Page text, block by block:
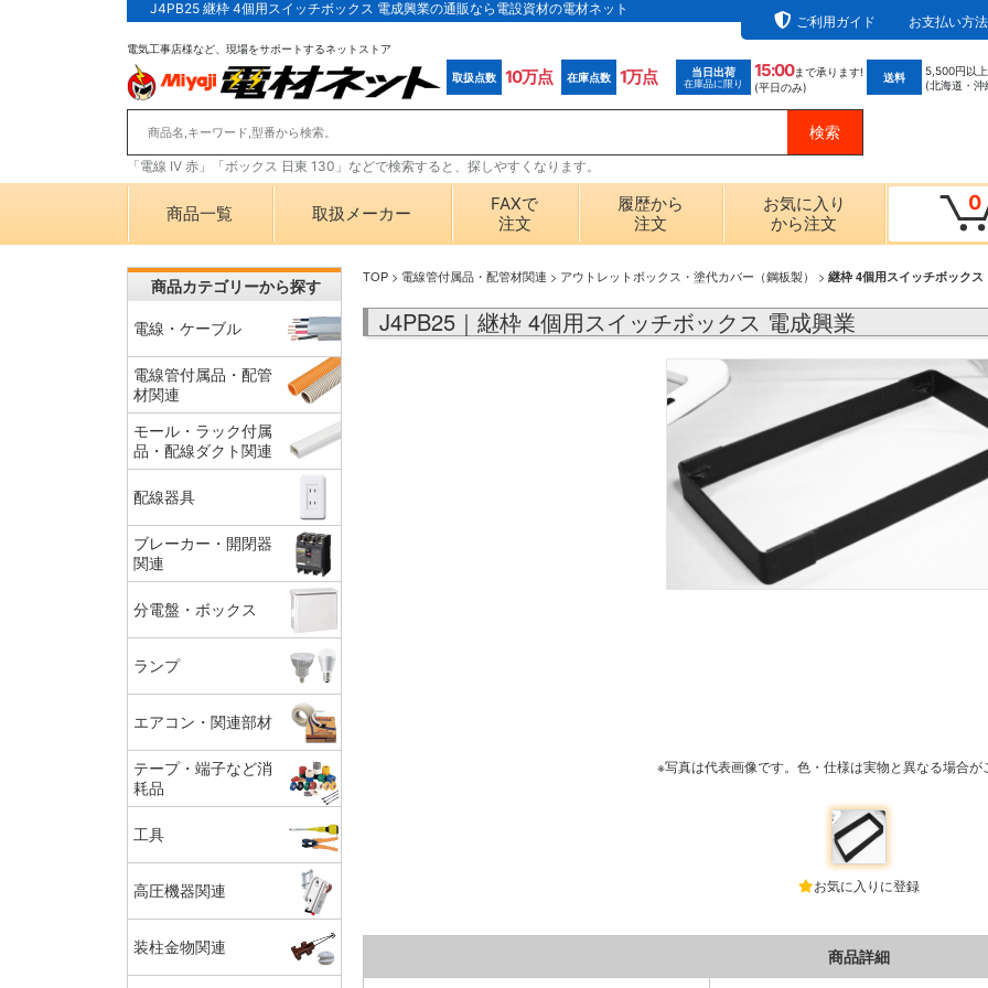
J4PB25 継枠 4個用スイッチボックス 電成興業の通販なら電設資材の電材ネット
ご利用ガイド
お支払い方法
電気工事店様など、現場をサポートするネットストア
取扱点数 10万点 在庫点数 1万点 当日出荷
在庫品に限り
15:00まで承ります!
(平日のみ)
送料 5,500円以
(北海道・沖
「電線 IV 赤」「ボックス 日東 130」などで検索すると、探しやすくなります。
商品一覧 取扱メーカー
FAXで
注文
履歴から
注文
お気に入り
から注文
0
TOP > 電線管付属品・配管材関連 > アウトレットボックス・塗代カバー（鋼板製） > 継枠 4個用スイッチボックス
J4PB25｜継枠 4個用スイッチボックス 電成興業
※写真は代表画像です。色・仕様は実物と異なる場合が
お気に入りに登録
商品詳細
商品カテゴリーから探す
電線・ケーブル
電線管付属品・配管
材関連
モール・ラック付属
品・配線ダクト関連
配線器具
ブレーカー・開閉器
関連
分電盤・ボックス
ランプ
エアコン・関連部材
テープ・端子など消
耗品
工具
高圧機器関連
装柱金物関連